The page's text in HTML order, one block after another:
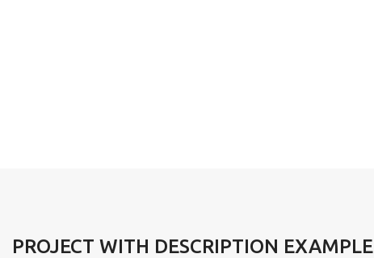
PROJECT WITH DESCRIPTION EXAMPLE